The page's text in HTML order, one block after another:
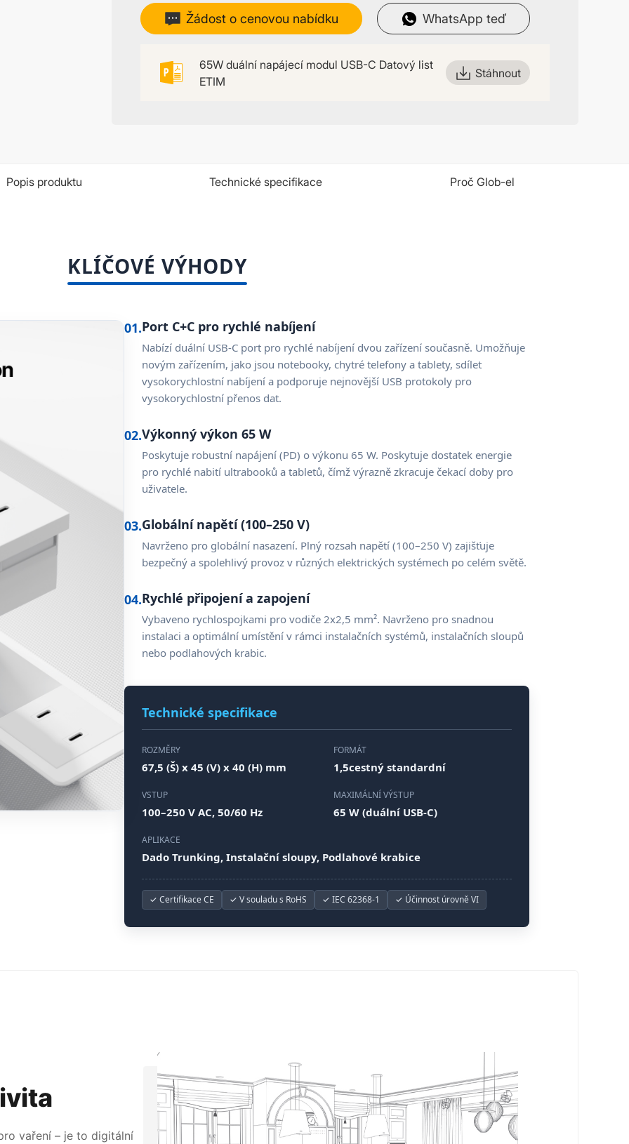
Žádost o cenovou nabídku WhatsApp teď
65W duální napájecí modul USB-C Datový list
ETIM
Stáhnout
Popis produktu Technické specifikace Proč Glob-el
KLÍČOVÉ VÝHODY
01.Port C+C pro rychlé nabíjení
Nabízí duální USB-C port pro rychlé nabíjení dvou zařízení současně. Umožňuje
novým zařízením, jako jsou notebooky, chytré telefony a tablety, sdílet
vysokorychlostní nabíjení a podporuje nejnovější USB protokoly pro
vysokorychlostní přenos dat.
02.Výkonný výkon 65 W
Poskytuje robustní napájení (PD) o výkonu 65 W. Poskytuje dostatek energie
pro rychlé nabití ultrabooků a tabletů, čímž výrazně zkracuje čekací doby pro
uživatele.
03.Globální napětí (100–250 V)
Navrženo pro globální nasazení. Plný rozsah napětí (100–250 V) zajišťuje
bezpečný a spolehlivý provoz v různých elektrických systémech po celém světě.
04.Rychlé připojení a zapojení
Vybaveno rychlospojkami pro vodiče 2x2,5 mm². Navrženo pro snadnou
instalaci a optimální umístění v rámci instalačních systémů, instalačních sloupů
nebo podlahových krabic.
Technické specifikace
ROZMĚRY
67,5 (Š) x 45 (V) x 40 (H) mm
FORMÁT
1,5cestný standardní
VSTUP
100–250 V AC, 50/60 Hz
MAXIMÁLNÍ VÝSTUP
65 W (duální USB-C)
APLIKACE
Dado Trunking, Instalační sloupy, Podlahové krabice
✓ Certifikace CE ✓ V souladu s RoHS ✓ IEC 62368-1 ✓ Účinnost úrovně VI
vaření – je to digitální